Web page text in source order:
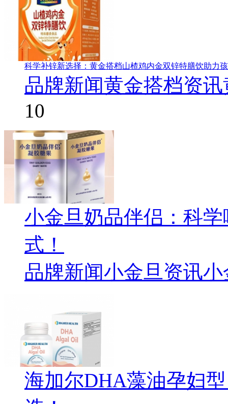
科学补锌新选择：黄金搭档山楂鸡内金双锌特膳饮助力
品牌新闻黄金搭档资讯
10
小金旦奶品伴侣：科
式！
品牌新闻小金旦资讯小
海加尔DHA藻油孕妇